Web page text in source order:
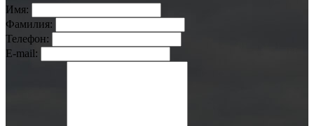
Имя:
Фамилия:
Телефон:
E-mail: